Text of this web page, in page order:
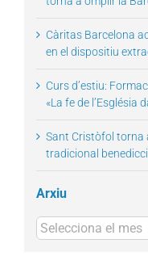
Càritas Barcelona
en el dispositiu
Curs d’estiu:
«La fe de l’Església
Sant Cristòfol torna
tradicional
Arxiu
Arxius